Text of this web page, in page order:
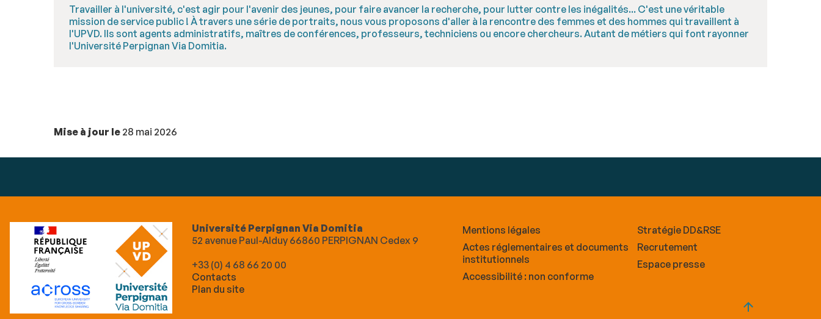
Travailler à l'université, c'est agir pour l'avenir des jeunes, pour faire avancer la recherche, pour lutter contre les inégalités... C'est une véritable
mission de service public ! À travers une série de portraits, nous vous proposons d'aller à la rencontre des femmes et des hommes qui travaillent à
l'UPVD. Ils sont agents administratifs, maîtres de conférences, professeurs, techniciens ou encore chercheurs. Autant de métiers qui font rayonner
l'Université Perpignan Via Domitia.
Mise à jour le 28 mai 2026
Université Perpignan Via Domitia
52 avenue Paul-Alduy 66860 PERPIGNAN Cedex 9
+33 (0) 4 68 66 20 00
Contacts
Plan du site
Mentions légales
Actes réglementaires et documents
institutionnels
Accessibilité : non conforme
Stratégie DD&RSE
Recrutement
Espace presse